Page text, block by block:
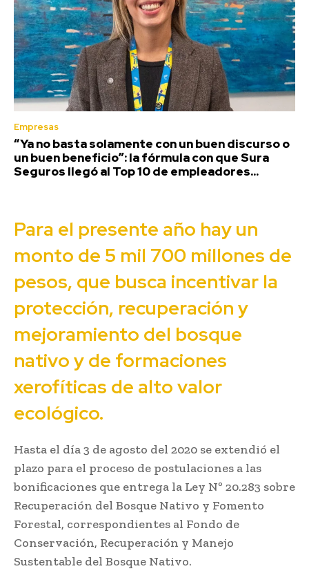
Empresas
“Ya no basta solamente con un buen discurso o
un buen beneficio”: la fórmula con que Sura
Seguros llegó al Top 10 de empleadores...
Para el presente año hay un
monto de 5 mil 700 millones de
pesos, que busca incentivar la
protección, recuperación y
mejoramiento del bosque
nativo y de formaciones
xerofíticas de alto valor
ecológico.
Hasta el día 3 de agosto del 2020 se extendió el
plazo para el proceso de postulaciones a las
bonificaciones que entrega la Ley Nº 20.283 sobre
Recuperación del Bosque Nativo y Fomento
Forestal, correspondientes al Fondo de
Conservación, Recuperación y Manejo
Sustentable del Bosque Nativo.